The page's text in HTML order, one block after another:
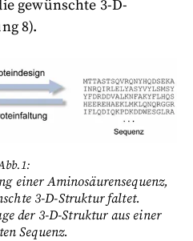
gewünschte 3-D-
8).
einer Aminosäurensequenz,
3-D-Struktur faltet.
der 3-D-Struktur aus einer
Sequenz.